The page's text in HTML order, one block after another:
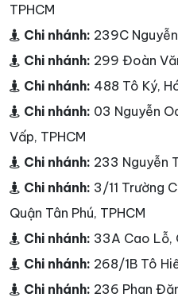
TPHCM
Chi nhánh: 239C
Chi nhánh: 299 Đoàn
Chi nhánh: 488 Tô Ký,
Chi nhánh: 03 Nguyễn
Vấp, TPHCM
Chi nhánh: 233 Nguyễn
Chi nhánh: 3/11 Trường
Quận Tân Phú, TPHCM
Chi nhánh: 33A Cao Lỗ,
Chi nhánh: 268/1B Tô
Chi nhánh: 236 Phan